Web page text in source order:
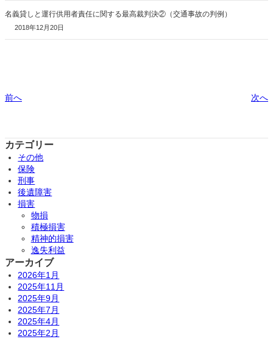
名義貸しと運行供用者責任に関する最高裁判決②（交通事故の判例）
2018年12月20日
前へ 次へ
カテゴリー
その他
保険
刑事
後遺障害
損害
物損
積極損害
精神的損害
逸失利益
アーカイブ
2026年1月
2025年11月
2025年9月
2025年7月
2025年4月
2025年2月